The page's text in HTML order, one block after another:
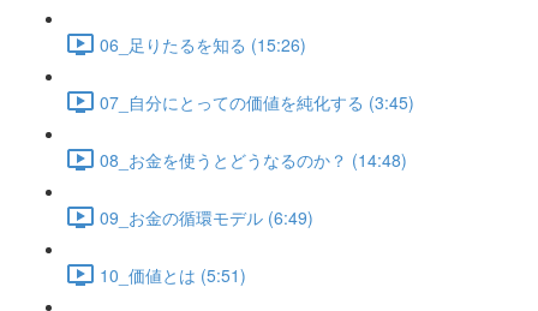
06_足りたるを知る (15:26)
07_自分にとっての価値を純化する (3:45)
08_お金を使うとどうなるのか？ (14:48)
09_お金の循環モデル (6:49)
10_価値とは (5:51)